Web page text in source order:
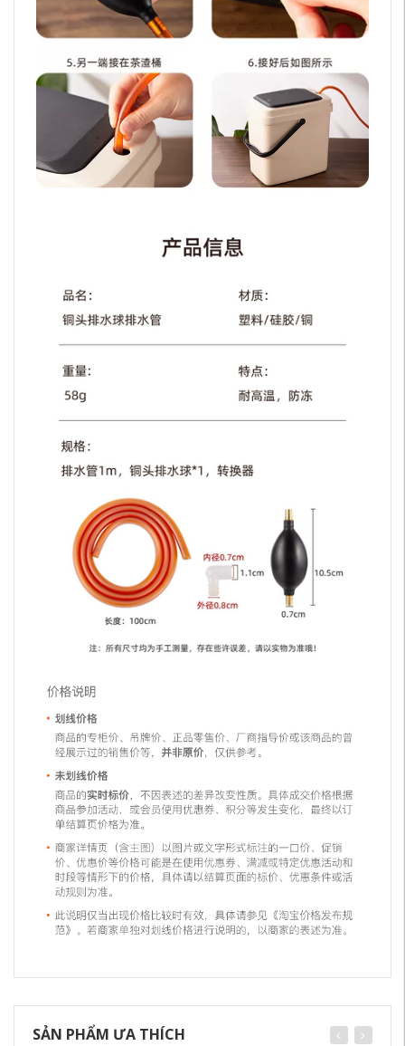
SẢN PHẨM ƯA THÍCH